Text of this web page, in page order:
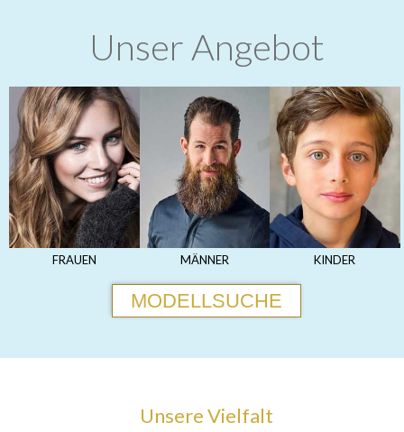
Unser Angebot
FRAUEN MÄNNER KINDER
MODELLSUCHE
Unsere Vielfalt